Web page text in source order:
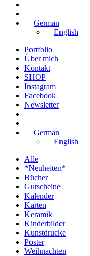
German
English
Portfolio
Über mich
Kontakt
SHOP
Instagram
Facebook
Newsletter
German
English
Alle
*Neuheiten*
Bücher
Gutscheine
Kalender
Karten
Keramik
Kinderbilder
Kunstdrucke
Poster
Weihnachten